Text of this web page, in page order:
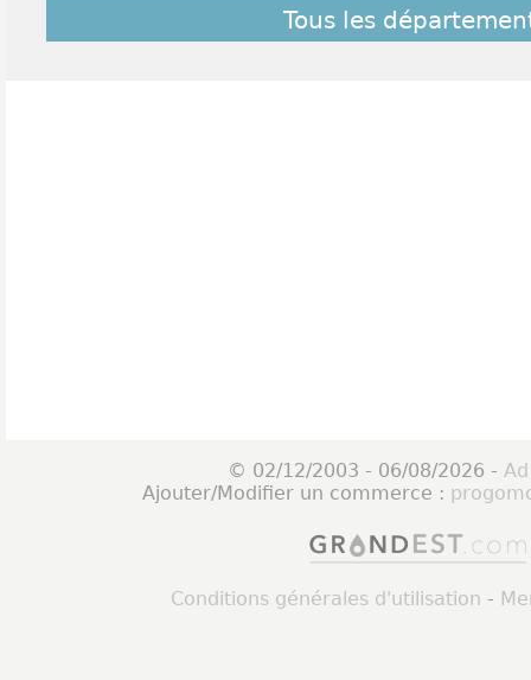
Tous les
© 02/12/2003 - 06/08/2026 -
Ajouter/Modifier un commerce :
Conditions générales d'utilisation -